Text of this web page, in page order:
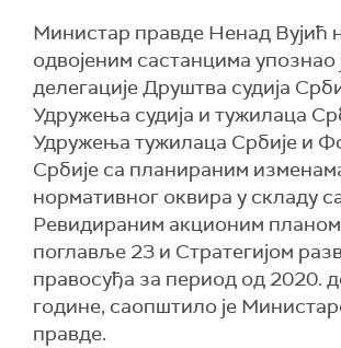
Министар правде Ненад Вујић
одвојеним састанцима упознао
делегације Друштва судија
Удружења судија и тужилаца
Удружења тужилаца Србије и
Србије са планираним
нормативног оквира у складу
Ревидираним акционим
поглавље 23 и Стратегијом
правосуђа за период од 2020.
године, саопштило је
правде.